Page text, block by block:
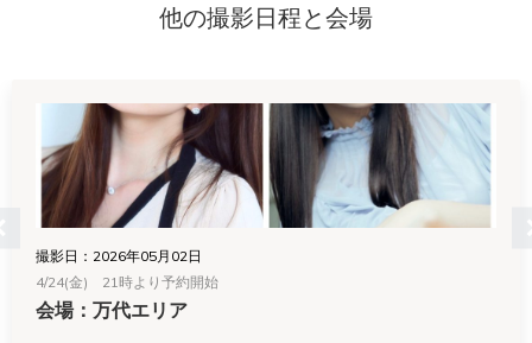
他の撮影日程と会場
撮影日：2026年05月02日
4/24(金) 21時より予約開始
会場：万代エリア